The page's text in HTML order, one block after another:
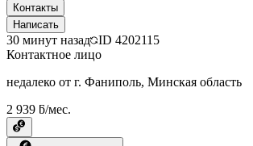
Контакты
Написать
30 минут назад ID 4202115
Контактное лицо
недалеко от г. Фаниполь, Минская область
2 939 ƃ/мес.